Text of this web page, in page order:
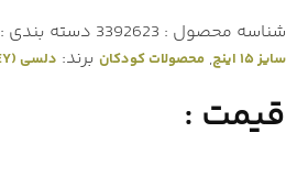
شناسه محصول : 3392623 دسته بندی :
سایز ۱۵ اینچ
, محصولات کودکان برند: دلسی (DELSEY)
قیمت :